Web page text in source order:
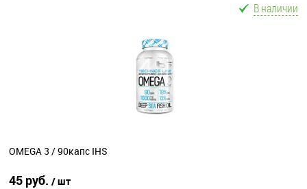
В наличии
OMEGA 3 / 90капс IHS
45 руб. / шт